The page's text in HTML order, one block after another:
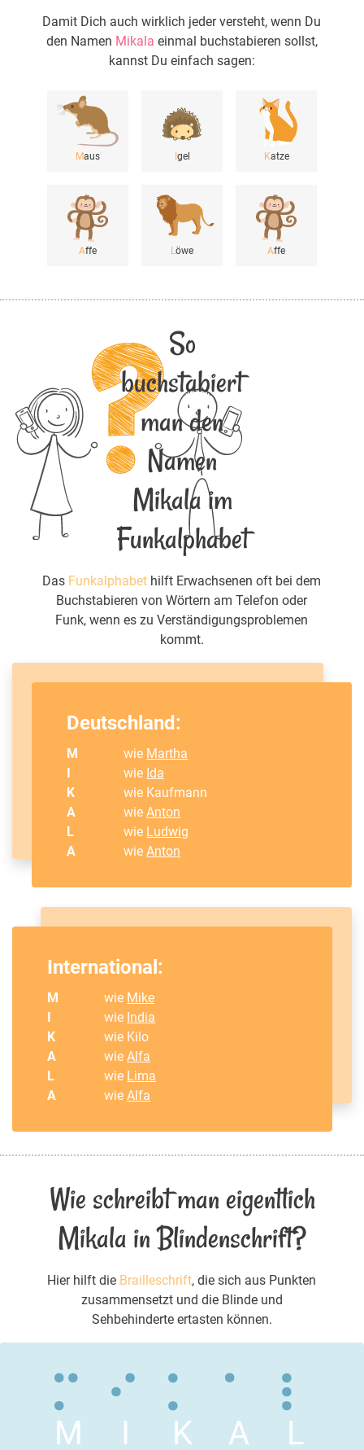
Damit Dich auch wirklich jeder versteht, wenn Du
den Namen Mikala einmal buchstabieren sollst,
kannst Du einfach sagen:
Maus Igel Katze
Affe Löwe Affe
So
buchstabiert
man den
Namen
Mikala im
Funkalphabet
Das Funkalphabet hilft Erwachsenen oft bei dem
Buchstabieren von Wörtern am Telefon oder
Funk, wenn es zu Verständigungsproblemen
kommt.
Deutschland:
M wie Martha
I
wie Ida
K
wie Kaufmann
A
wieAnton
L
wie Ludwig
A
wieAnton
International:
M wie Mike
I
wie India
K
wie Kilo
A
wieAlfa
L
wie Lima
A
wieAlfa
Wie schreibt man eigentlich
Mikala in Blindenschrift?
Hier hilft die Brailleschrift, die sich aus Punkten
zusammensetzt und die Blinde und
Sehbehinderte ertasten können.
M I K A L